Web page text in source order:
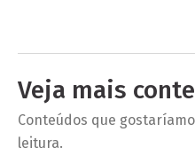
Veja mais
Conteúdos que
leitura.